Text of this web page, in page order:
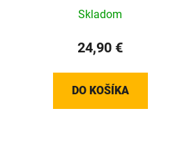
Skladom
24,90 €
DO KOŠÍKA